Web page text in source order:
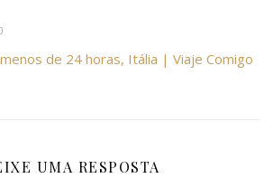
de 24 horas, Itália | Viaje Comigo
UMA RESPOSTA